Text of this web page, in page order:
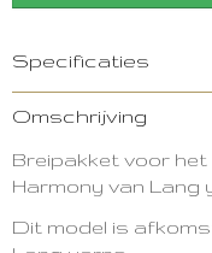
Specificaties
Omschrijving
Breipakket voor het
Harmony van Lang
Dit model is